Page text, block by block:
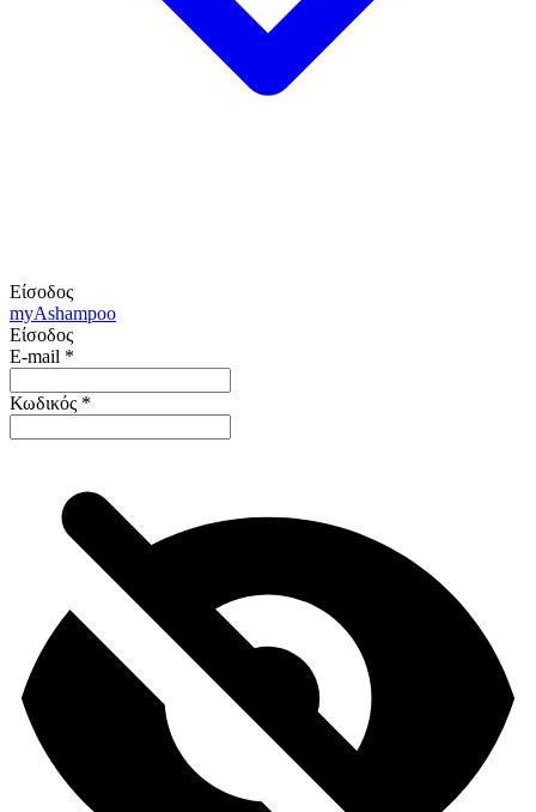
Είσοδος
myAshampoo
Είσοδος
E-mail *
Κωδικός *